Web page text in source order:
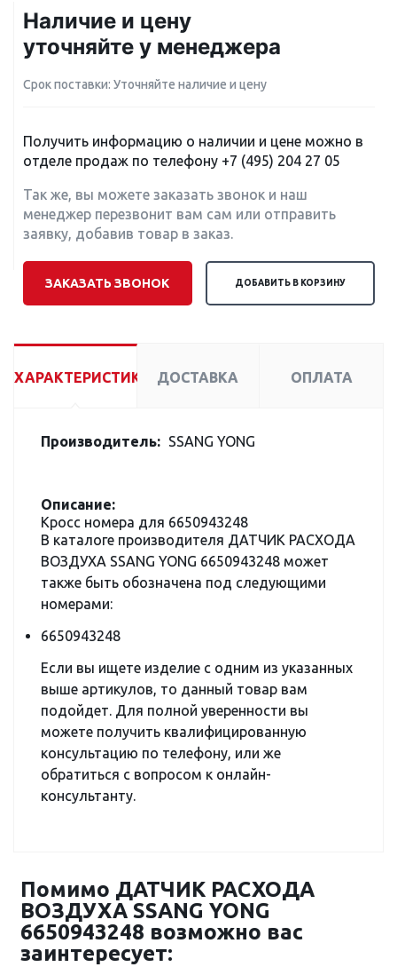
Наличие и цену
уточняйте у менеджера
Срок поставки: Уточняйте наличие и цену
Получить информацию о наличии и цене можно в
отделе продаж по телефону +7 (495) 204 27 05
Так же, вы можете заказать звонок и наш
менеджер перезвонит вам сам или отправить
заявку, добавив товар в заказ.
ЗАКАЗАТЬ ЗВОНОК ДОБАВИТЬ В КОРЗИНУ
ХАРАКТЕРИСТИКИ ДОСТАВКА ОПЛАТА
Производитель: SSANG YONG
Описание:
Кросс номера для 6650943248
В каталоге производителя ДАТЧИК РАСХОДА
ВОЗДУХА SSANG YONG 6650943248 может
также быть обозначена под следующими
номерами:
6650943248
Если вы ищете изделие с одним из указанных
выше артикулов, то данный товар вам
подойдет. Для полной уверенности вы
можете получить квалифицированную
консультацию по телефону, или же
обратиться с вопросом к онлайн-
консультанту.
Помимо ДАТЧИК РАСХОДА
ВОЗДУХА SSANG YONG
6650943248 возможно вас
заинтересует: